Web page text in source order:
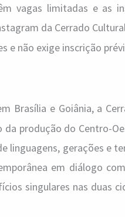
vagas limitadas e as
da Cerrado
e não exige inscrição
Brasília e Goiânia, a
produção do Centro-
linguagens, gerações e
em diálogo
singulares nas duas